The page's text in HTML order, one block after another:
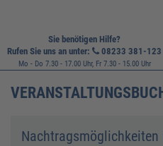
Sie benötigen Hilfe?
Rufen Sie uns an unter:
08233 381-123
Mo - Do 7.30 - 17.00 Uhr, Fr 7.30 - 15.00 Uhr